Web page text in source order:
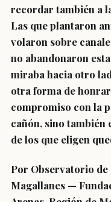
recordar también a
Las que plantaron
volaron sobre
no abandonaron
miraba hacia otro
otra forma de
compromiso con la
cañón, sino también
de los que eligen
Por Observatorio de
Magallanes —